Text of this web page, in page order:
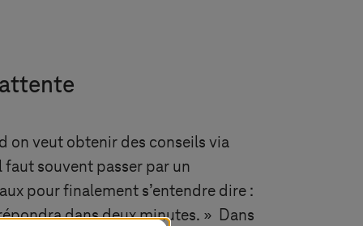
on veut obtenir des conseils via
faut souvent passer par un
pour finalement s’entendre dire :
dans deux minutes. » Dans